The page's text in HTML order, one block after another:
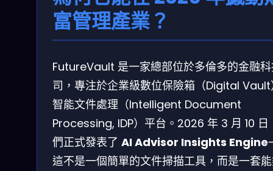
富管理產業？
FutureVault 是一家總部位於多倫多的金融
司，專注於企業級數位保險箱（Digital
智能文件處理（Intelligent Document
Processing, IDP）平台。2026 年 3 月 10 日
們正式發表了 AI Advisor Insights Engine
這不是一個簡單的文件掃描工具，而是一套